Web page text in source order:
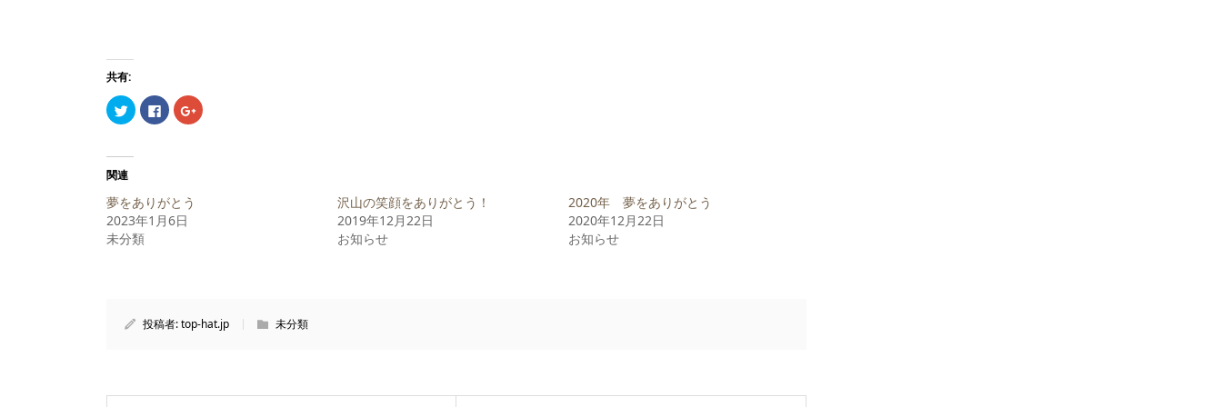
共有:
ク
リ
て
共
有
(新
し
い
ウ
き
Facebook
で
ク
リ
ッ
ク
い
開
ク
リ
き
関連
夢をありがとう
2023年1月6日
未分類
沢山の笑顔をありがとう！
2019年12月22日
お知らせ
2020年 夢をありがとう
2020年12月22日
お知らせ
投稿者:top-hat.jp 未分類